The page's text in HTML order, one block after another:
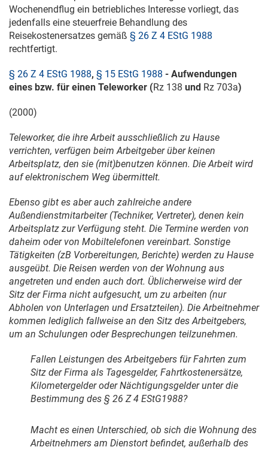
Wochenendflug ein betriebliches Interesse vorliegt, das
jedenfalls eine steuerfreie Behandlung des
Reisekostenersatzes gemäß § 26 Z 4 EStG 1988
rechtfertigt.
§ 26 Z 4 EStG 1988, § 15 EStG 1988 - Aufwendungen
eines bzw. für einen Teleworker (Rz 138 und Rz 703a)
(2000)
Teleworker, die ihre Arbeit ausschließlich zu Hause
verrichten, verfügen beim Arbeitgeber über keinen
Arbeitsplatz, den sie (mit)benutzen können. Die Arbeit wird
auf elektronischem Weg übermittelt.
Ebenso gibt es aber auch zahlreiche andere
Außendienstmitarbeiter (Techniker, Vertreter), denen kein
Arbeitsplatz zur Verfügung steht. Die Termine werden von
daheim oder von Mobiltelefonen vereinbart. Sonstige
Tätigkeiten (zB Vorbereitungen, Berichte) werden zu Hause
ausgeübt. Die Reisen werden von der Wohnung aus
angetreten und enden auch dort. Üblicherweise wird der
Sitz der Firma nicht aufgesucht, um zu arbeiten (nur
Abholen von Unterlagen und Ersatzteilen). Die Arbeitnehmer
kommen lediglich fallweise an den Sitz des Arbeitgebers,
um an Schulungen oder Besprechungen teilzunehmen.
Fallen Leistungen des Arbeitgebers für Fahrten zum
Sitz der Firma als Tagesgelder, Fahrtkostenersätze,
Kilometergelder oder Nächtigungsgelder unter die
Bestimmung des § 26 Z 4 EStG1988?
Macht es einen Unterschied, ob sich die Wohnung des
Arbeitnehmers am Dienstort befindet, außerhalb des